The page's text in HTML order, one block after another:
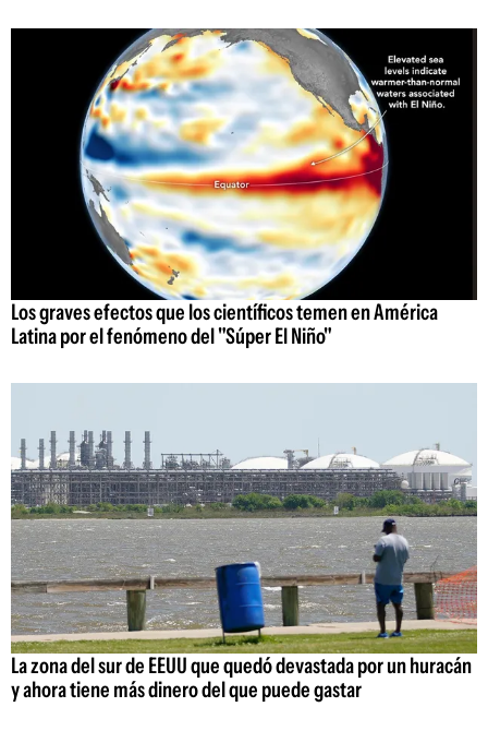
Los graves efectos que los científicos temen en América
Latina por el fenómeno del "Súper El Niño"
La zona del sur de EEUU que quedó devastada por un huracán
y ahora tiene más dinero del que puede gastar